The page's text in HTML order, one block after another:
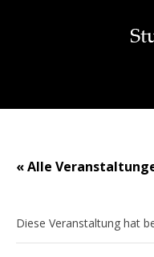
« Alle
Diese Veranstaltung hat